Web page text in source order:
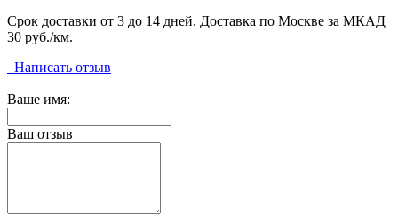
Срок доставки от 3 до 14 дней. Доставка по Москве за МКАД
30 руб./км.
Написать отзыв
Ваше имя:
Ваш отзыв